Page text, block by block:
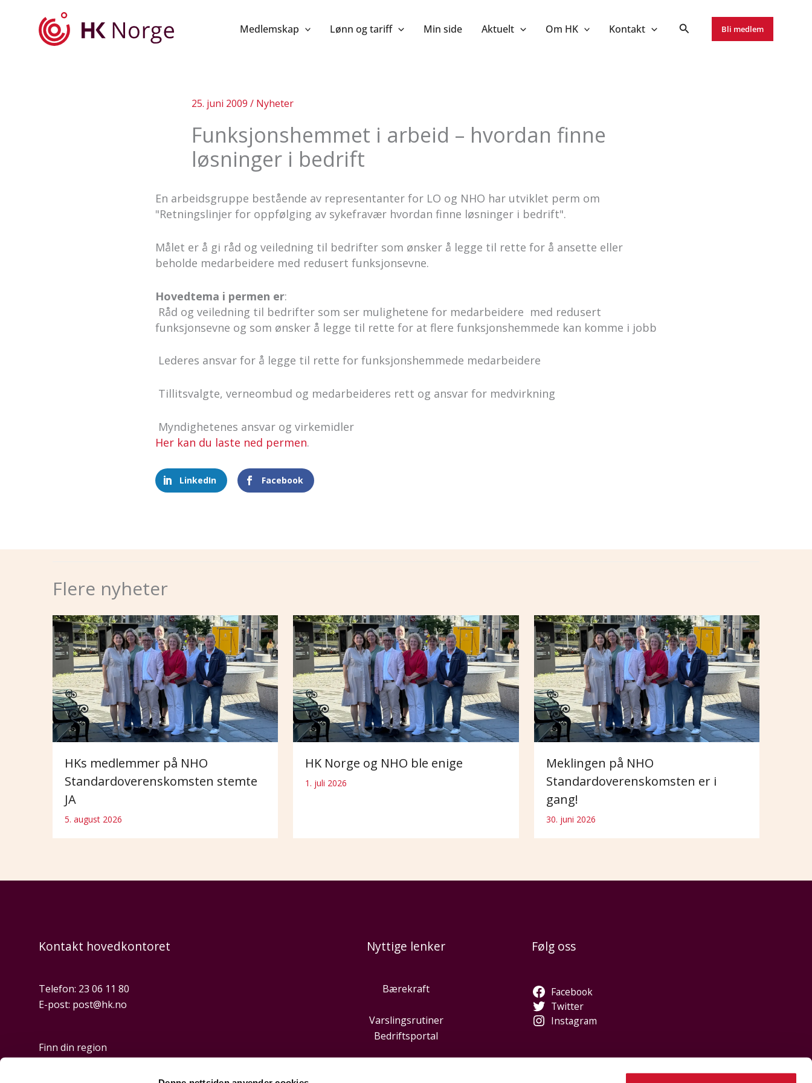
Medlemskap Lønn og tariff Min side Aktuelt Om HK Kontakt Bli medlem
25. juni 2009 / Nyheter
Funksjonshemmet i arbeid – hvordan finne
løsninger i bedrift
En arbeidsgruppe bestående av representanter for LO og NHO har utviklet perm om
"Retningslinjer for oppfølging av sykefravær hvordan finne løsninger i bedrift".
Målet er å gi råd og veiledning til bedrifter som ønsker å legge til rette for å ansette eller
beholde medarbeidere med redusert funksjonsevne.
Hovedtema i permen er:
 Råd og veiledning til bedrifter som ser mulighetene for medarbeidere med redusert
funksjonsevne og som ønsker å legge til rette for at flere funksjonshemmede kan komme i jobb
 Lederes ansvar for å legge til rette for funksjonshemmede medarbeidere
 Tillitsvalgte, verneombud og medarbeideres rett og ansvar for medvirkning
 Myndighetenes ansvar og virkemidler
Her kan du laste ned permen.
LinkedIn Facebook
Flere nyheter
HKs medlemmer på NHO
Standardoverenskomsten stemte
JA
5. august 2026
HK Norge og NHO ble enige
1. juli 2026
Meklingen på NHO
Standardoverenskomsten er i
gang!
30. juni 2026
Kontakt hovedkontoret
Telefon: 23 06 11 80
E-post: post@hk.no
Finn din region
Nyttige lenker
Bærekraft
Varslingsrutiner
Bedriftsportal
Følg oss
Facebook
Twitter
Instagram